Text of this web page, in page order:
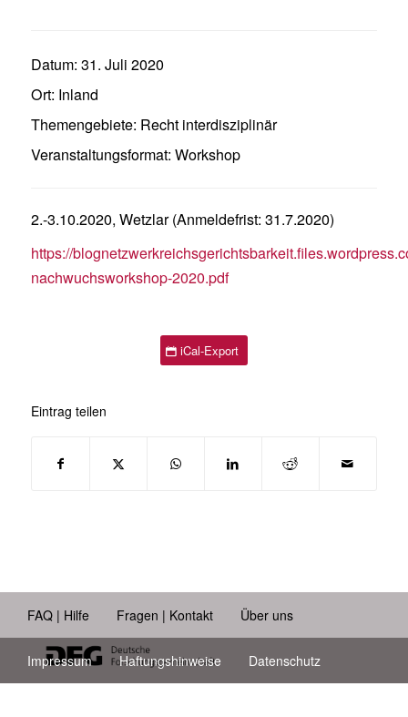
Datum: 31. Juli 2020
Ort: Inland
Themengebiete: Recht interdisziplinär
Veranstaltungsformat: Workshop
2.-3.10.2020, Wetzlar (Anmeldefrist: 31.7.2020)
https://
nachwuchsworkshop-2020.pdf
iCal-Export
Eintrag teilen
FAQ | Hilfe Fragen | Kontakt Über uns
Impressum Haftungshinweise Datenschutz